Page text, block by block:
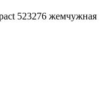
523276 жемчужная